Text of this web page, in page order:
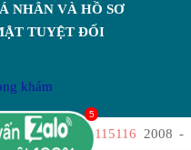
NHÂN VÀ HỒ SƠ
TUYỆT ĐỐI
Thái Hà 0365115116 2008 -